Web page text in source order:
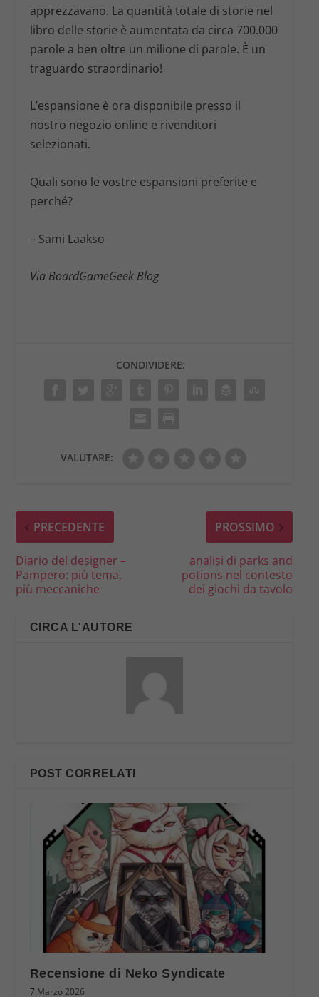
apprezzavano. La quantità totale di storie nel
libro delle storie è aumentata da circa 700.000
parole a ben oltre un milione di parole. È un
traguardo straordinario!
L’espansione è ora disponibile presso il
nostro negozio online e rivenditori
selezionati.
Quali sono le vostre espansioni preferite e
perché?
– Sami Laakso
Via BoardGameGeek Blog
CONDIVIDERE:
VALUTARE:
PRECEDENTE
Diario del designer –
Pampero: più tema,
più meccaniche
PROSSIMO
analisi di parks and
potions nel contesto
dei giochi da tavolo
CIRCA L'AUTORE
POST CORRELATI
Recensione di Neko Syndicate
7 Marzo 2026